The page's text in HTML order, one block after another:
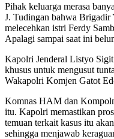
Pihak keluarga merasa
J. Tudingan bahwa Brigadir
melecehkan istri Ferdy
Apalagi sampai saat ini
Kapolri Jenderal Listyo
khusus untuk mengusut
Wakapolri Komjen Gatot
Komnas HAM dan
itu. Kapolri memastikan
temuan terkait kasus itu
sehingga menjawab